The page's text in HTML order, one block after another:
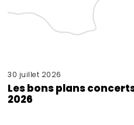
30 juillet 2026
Les bons plans
2026